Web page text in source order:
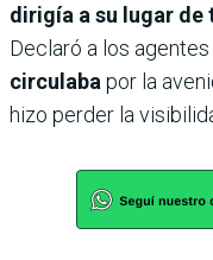
dirigía a su lugar de
Declaró a los
circulaba por la
hizo perder la